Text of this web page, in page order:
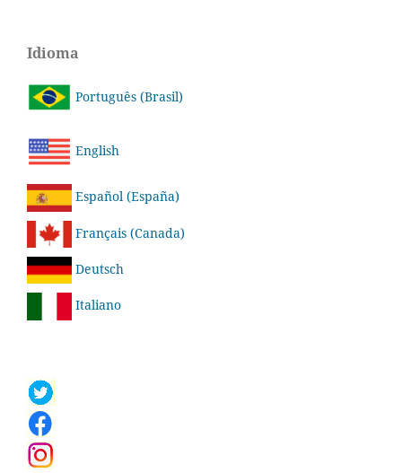
Idioma
Português (Brasil)
English
Español (España)
Français (Canada)
Deutsch
Italiano